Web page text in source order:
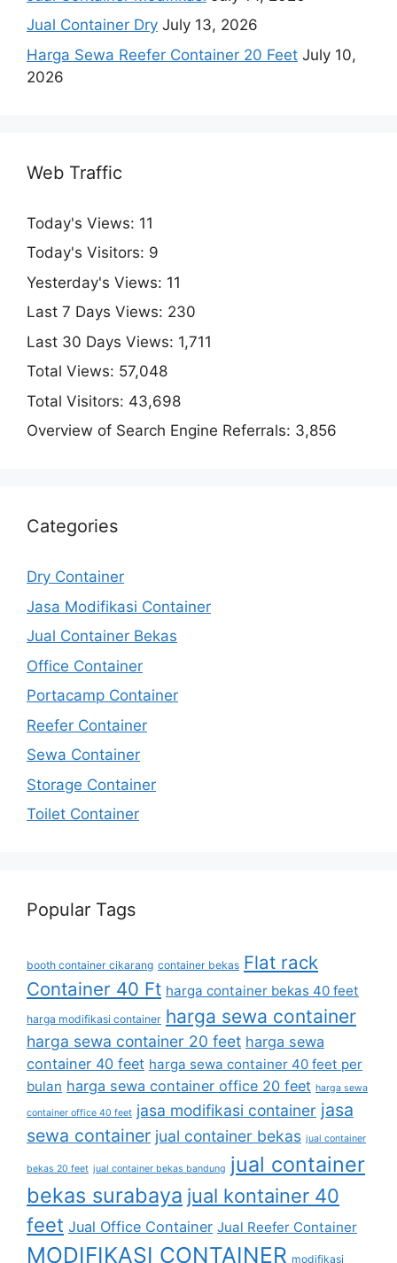
Jual Container Dry July 13, 2026
Harga Sewa Reefer Container 20 Feet July 10,
2026
Web Traffic
Today's Views: 11
Today's Visitors: 9
Yesterday's Views: 11
Last 7 Days Views: 230
Last 30 Days Views: 1,711
Total Views: 57,048
Total Visitors: 43,698
Overview of Search Engine Referrals: 3,856
Categories
Dry Container
Jasa Modifikasi Container
Jual Container Bekas
Office Container
Portacamp Container
Reefer Container
Sewa Container
Storage Container
Toilet Container
Popular Tags
booth container cikarang container bekas Flat rack
Container 40 Ft harga container bekas 40 feet
harga modifikasi container harga sewa container
harga sewa container 20 feet harga sewa
container 40 feet harga sewa container 40 feet per
bulan harga sewa container office 20 feet harga sewa
container office 40 feet jasa modifikasi container jasa
sewa container jual container bekas jual container
bekas 20 feet jual container bekas bandung jual container
bekas surabaya jual kontainer 40
feet Jual Office Container Jual Reefer Container
MODIFIKASI CONTAINER modifikasi